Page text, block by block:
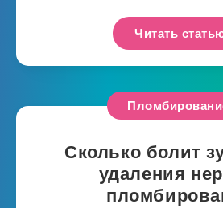
Читать
Сколько болит
удаления